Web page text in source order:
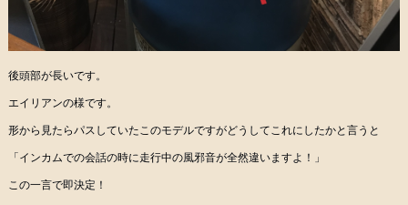
後頭部が長いです。
エイリアンの様です。
形から見たらパスしていたこのモデルですがどうしてこれにしたかと言うと
「インカムでの会話の時に走行中の風邪音が全然違いますよ！」
この一言で即決定！